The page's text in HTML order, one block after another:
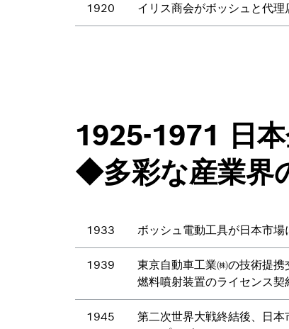
1920 イリス商会がボッシュと代
1925-1971 日
◆多彩な産業界
1933 ボッシュ電動工具が日本市場
1939
東京自動車工業㈱の技術提
燃料噴射装置のライセンス契
1945
第二次世界大戦終結後、日